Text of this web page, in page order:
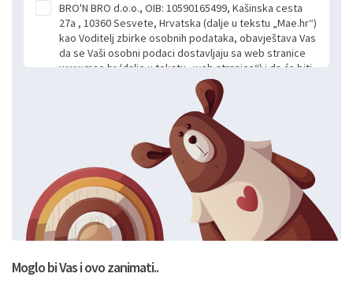
BRO'N BRO d.o.o., OIB: 10590165499, Kašinska cesta
27a , 10360 Sesvete, Hrvatska (dalje u tekstu „Mae.hr“)
kao Voditelj zbirke osobnih podataka, obavještava Vas
da se Vaši osobni podaci dostavljaju sa web stranice
www.mae.hr (dalje u tekstu „web stranice“) i da će biti
obrađeni. Prihvaćanjem ove Izjave smatra se da
slobodno i izričito dajete privolu za prikupljanje i daljnju
obradu Vaših osobnih podataka koje ustupate Mae.hr
putem ovih web stranica u svrhu odgovora i daljnje
komunikacije na Vaš upit poslan kroz kontakt obrazac.
Radi se o dobrovoljnom davanju podataka te ovu
Izjavu niste dužni prihvatiti odnosno niste dužni unositi
svoje osobne podatke u jednu od prijavnih
formi/obrazaca dostupnih na ovim web stranicama.
BRO'N BRO d.o.o. će s Vašim osobnim podacima
postupati sukladno Općoj uredbi o zaštiti podataka
privatnosti i kolačića koju možete pročitati ovdje i
Moglo bi Vas i ovo zanimati..